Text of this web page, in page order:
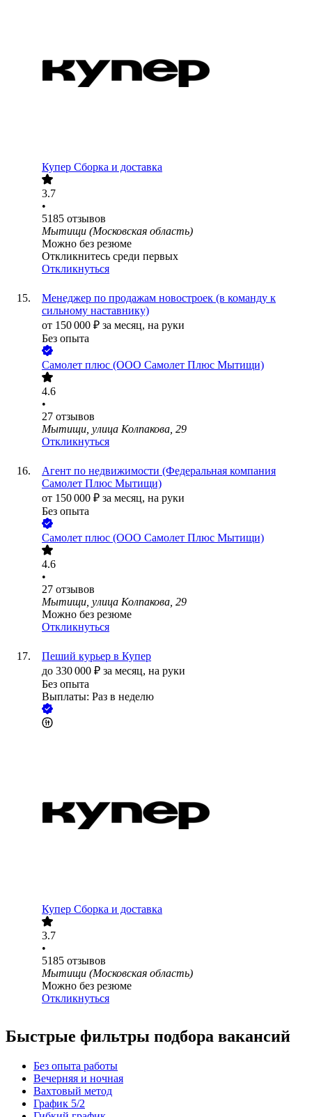
Купер Сборка и доставка
3.7
•
5185 отзывов
Мытищи (Московская область)
Можно без резюме
Откликнитесь среди первых
Откликнуться
Менеджер по продажам новостроек (в команду к
сильному наставнику)
от 150 000 ₽ за месяц, на руки
Без опыта
Самолет плюс (ООО Самолет Плюс Мытищи)
4.6
•
27 отзывов
Мытищи, улица Колпакова, 29
Откликнуться
Агент по недвижимости (Федеральная компания
Самолет Плюс Мытищи)
от 150 000 ₽ за месяц, на руки
Без опыта
Самолет плюс (ООО Самолет Плюс Мытищи)
4.6
•
27 отзывов
Мытищи, улица Колпакова, 29
Можно без резюме
Откликнуться
Пеший курьер в Купер
до 330 000 ₽ за месяц, на руки
Без опыта
Выплаты: Раз в неделю
Купер Сборка и доставка
3.7
•
5185 отзывов
Мытищи (Московская область)
Можно без резюме
Откликнуться
Быстрые фильтры подбора вакансий
Без опыта работы
Вечерняя и ночная
Вахтовый метод
График 5/2